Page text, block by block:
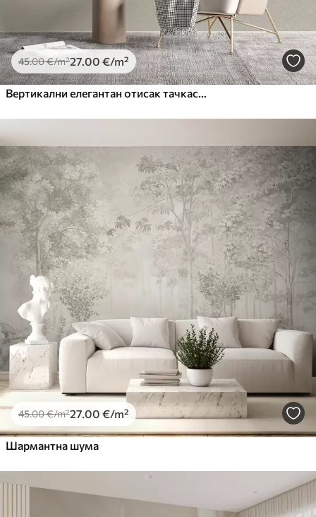
45.00€/m²27 .00 €/m²
45.00€/m²27 .00 €/m²
Шармантна шума